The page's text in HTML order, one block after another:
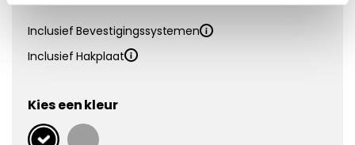
Inclusief Bevestigingssystemen
Inclusief Hakplaat
Kies een kleur